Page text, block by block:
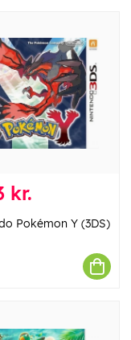
kr.
Pokémon Y (3DS)